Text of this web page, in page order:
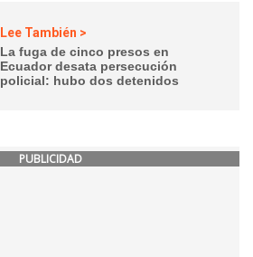
Lee También >
La fuga de cinco presos en
Ecuador desata persecución
policial: hubo dos detenidos
PUBLICIDAD